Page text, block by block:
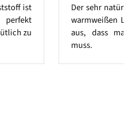
ist
perfekt
zu
Der sehr
warmweißen
aus, dass
muss.